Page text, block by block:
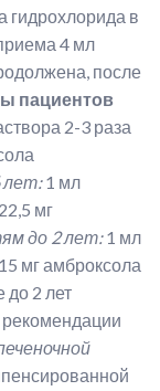
гидрохлорида в
4 мл
после
пациентов
2-3 раза
лет:1 мл
мг
до 2 лет:1 мл
мг амброксола
до 2 лет
рекомендации